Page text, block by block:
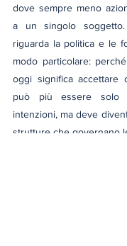
dove sempre meno
a un singolo
riguarda la politica e le
modo particolare:
oggi significa accettare
può più essere solo
intenzioni, ma deve
strutture che governano